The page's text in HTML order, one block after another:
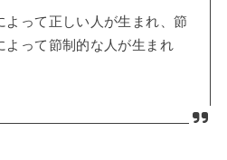
よって正しい人が生まれ、節
よって節制的な人が生まれ